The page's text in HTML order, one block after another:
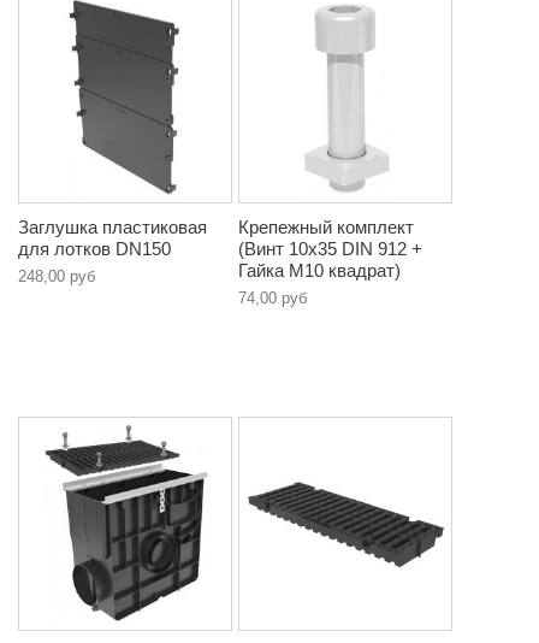
Заглушка пластиковая
для лотков DN150
248,00 руб
Крепежный комплект
(Винт 10х35 DIN 912 +
Гайка М10 квадрат)
74,00 руб